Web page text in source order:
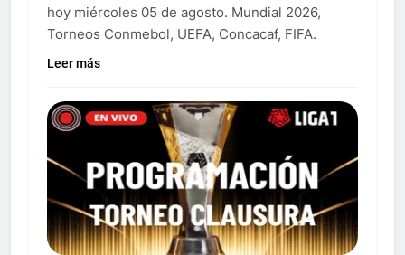
hoy miércoles 05 de agosto. Mundial 2026,
Torneos Conmebol, UEFA, Concacaf, FIFA.
Leer más